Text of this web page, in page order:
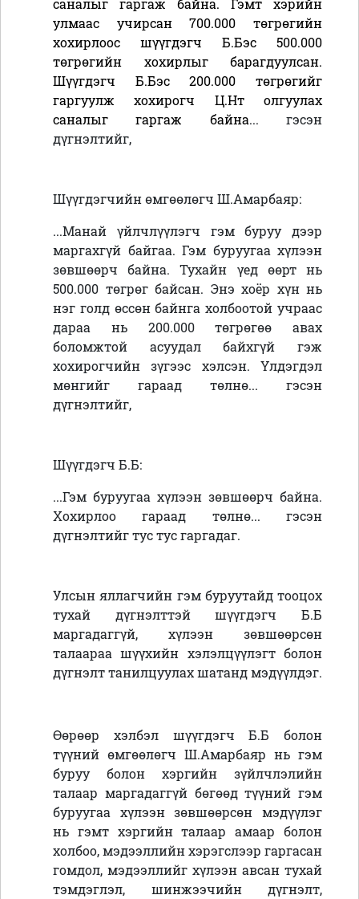
саналыг гаргаж байна. Гэмт хэрийн
улмаас учирсан 700.000 төгрөгийн
хохирлоос шүүгдэгч Б.Бэс 500.000
төгрөгийн хохирлыг барагдуулсан.
Шүүгдэгч Б.Бэс 200.000 төгрөгийг
гаргуулж хохирогч Ц.Нт олгуулах
саналыг гаргаж байна... гэсэн
дүгнэлтийг,
Шүүгдэгчийн өмгөөлөгч Ш.Амарбаяр:
...Манай үйлчлүүлэгч гэм буруу дээр
маргахгүй байгаа. Гэм буруугаа хүлээн
зөвшөөрч байна. Тухайн үед өөрт нь
500.000 төгрөг байсан. Энэ хоёр хүн нь
нэг голд өссөн байнга холбоотой учраас
дараа нь 200.000 төгрөгөө авах
боломжтой асуудал байхгүй гэж
хохирогчийн зүгээс хэлсэн. Үлдэгдэл
мөнгийг гараад төлнө... гэсэн
дүгнэлтийг,
Шүүгдэгч Б.Б:
...Гэм буруугаа хүлээн зөвшөөрч байна.
Хохирлоо гараад төлнө... гэсэн
дүгнэлтийг тус тус гаргадаг.
Улсын яллагчийн гэм буруутайд тооцох
тухай дүгнэлттэй шүүгдэгч Б.Б
маргадаггүй, хүлээн зөвшөөрсөн
талаараа шүүхийн хэлэлцүүлэгт болон
дүгнэлт танилцуулах шатанд мэдүүлдэг.
Өөрөөр хэлбэл шүүгдэгч Б.Б болон
түүний өмгөөлөгч Ш.Амарбаяр нь гэм
буруу болон хэргийн зүйлчлэлийн
талаар маргадаггүй бөгөөд түүний гэм
буруугаа хүлээн зөвшөөрсөн мэдүүлэг
нь гэмт хэргийн талаар амаар болон
холбоо, мэдээллийн хэрэгслээр гаргасан
гомдол, мэдээллийг хүлээн авсан тухай
тэмдэглэл, шинжээчийн дүгнэлт,